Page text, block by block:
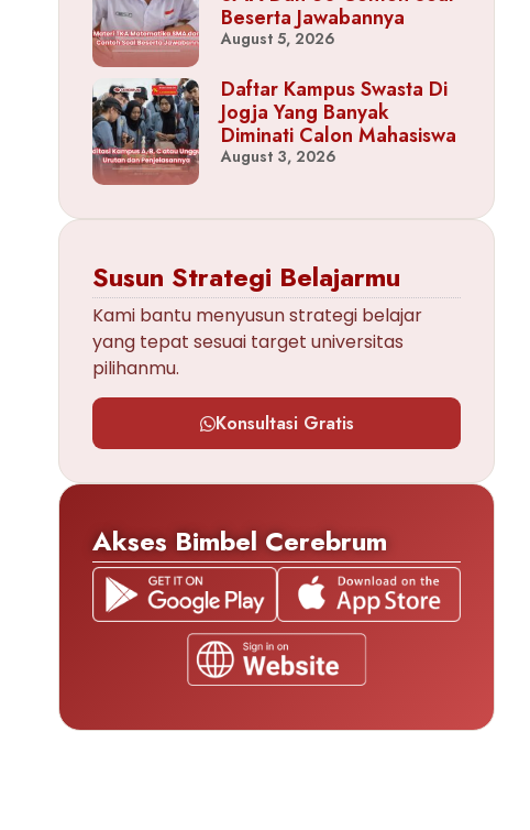
Beserta Jawabannya
August 5, 2026
Daftar Kampus Swasta Di
Jogja Yang Banyak
Diminati Calon Mahasiswa
August 3, 2026
Susun Strategi Belajarmu
Kami bantu menyusun strategi belajar
yang tepat sesuai target universitas
pilihanmu.
Konsultasi Gratis
Akses Bimbel Cerebrum